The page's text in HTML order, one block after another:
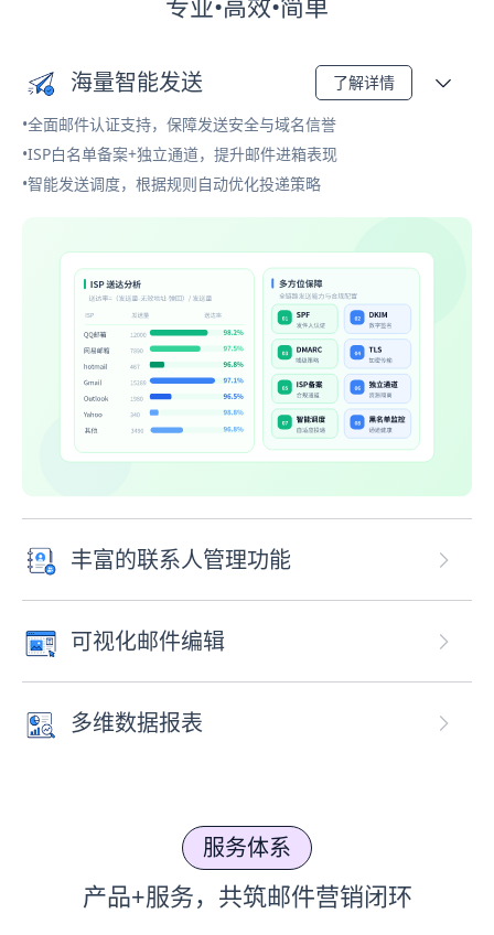
海量智能发送 了解详情
•全面邮件认证支持，保障发送安全与域名信誉
•ISP白名单备案+独立通道，提升邮件进箱表现
•智能发送调度，根据规则自动优化投递策略
丰富的联系人管理功能
可视化邮件编辑
多维数据报表
服务体系
产品+服务，共筑邮件营销闭环